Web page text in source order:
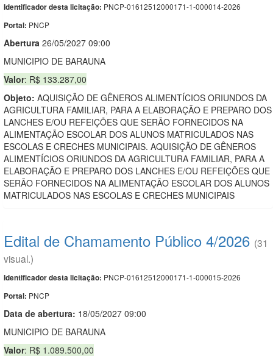
Identificador desta licitação: PNCP-01612512000171-1-000014-2026
Portal: PNCP
Abertura 26/05/2027 09:00
MUNICIPIO DE BARAUNA
Valor: R$ 133.287,00
Objeto: AQUISIÇÃO DE GÊNEROS ALIMENTÍCIOS ORIUNDOS DA
AGRICULTURA FAMILIAR, PARA A ELABORAÇÃO E PREPARO DOS
LANCHES E/OU REFEIÇÕES QUE SERÃO FORNECIDOS NA
ALIMENTAÇÃO ESCOLAR DOS ALUNOS MATRICULADOS NAS
ESCOLAS E CRECHES MUNICIPAIS. AQUISIÇÃO DE GÊNEROS
ALIMENTÍCIOS ORIUNDOS DA AGRICULTURA FAMILIAR, PARA A
ELABORAÇÃO E PREPARO DOS LANCHES E/OU REFEIÇÕES QUE
SERÃO FORNECIDOS NA ALIMENTAÇÃO ESCOLAR DOS ALUNOS
MATRICULADOS NAS ESCOLAS E CRECHES MUNICIPAIS
Edital de Chamamento Público 4/2026 (31
visual.)
Identificador desta licitação: PNCP-01612512000171-1-000015-2026
Portal: PNCP
Data de abertura: 18/05/2027 09:00
MUNICIPIO DE BARAUNA
Valor: R$ 1.089.500,00